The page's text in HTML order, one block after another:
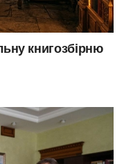
книгозбірню